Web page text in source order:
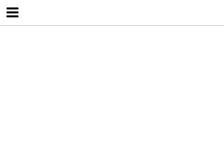
Visa/göm
meny